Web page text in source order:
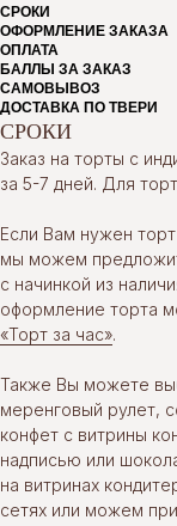
СРОКИ
ОФОРМЛЕНИЕ ЗАКАЗА
ОПЛАТА
БАЛЛЫ ЗА ЗАКАЗ
САМОВЫВОЗ
ДОСТАВКА ПО ТВЕРИ
СРОКИ
Заказ на торты с
за 5-7 дней. Для
Если Вам нужен
мы можем
с начинкой из
оформление торта
«Торт за час».
Также Вы можете
меренговый рулет,
конфет с витрины
надписью или
на витринах
сетях или можем